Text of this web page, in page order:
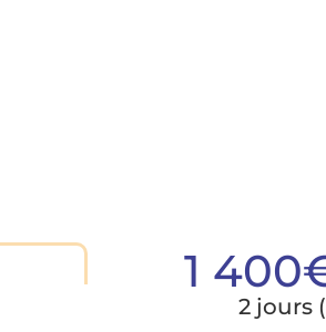
1
2 jours